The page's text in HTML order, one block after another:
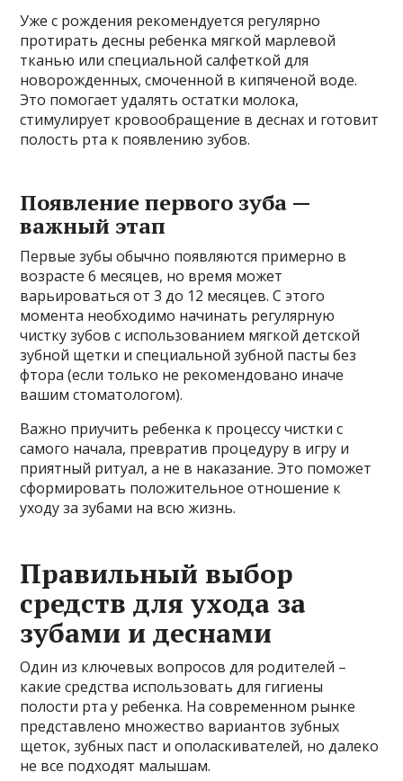
Уже с рождения рекомендуется регулярно
протирать десны ребенка мягкой марлевой
тканью или специальной салфеткой для
новорожденных, смоченной в кипяченой воде.
Это помогает удалять остатки молока,
стимулирует кровообращение в деснах и готовит
полость рта к появлению зубов.
Появление первого зуба —
важный этап
Первые зубы обычно появляются примерно в
возрасте 6 месяцев, но время может
варьироваться от 3 до 12 месяцев. С этого
момента необходимо начинать регулярную
чистку зубов с использованием мягкой детской
зубной щетки и специальной зубной пасты без
фтора (если только не рекомендовано иначе
вашим стоматологом).
Важно приучить ребенка к процессу чистки с
самого начала, превратив процедуру в игру и
приятный ритуал, а не в наказание. Это поможет
сформировать положительное отношение к
уходу за зубами на всю жизнь.
Правильный выбор
средств для ухода за
зубами и деснами
Один из ключевых вопросов для родителей –
какие средства использовать для гигиены
полости рта у ребенка. На современном рынке
представлено множество вариантов зубных
щеток, зубных паст и ополаскивателей, но далеко
не все подходят малышам.